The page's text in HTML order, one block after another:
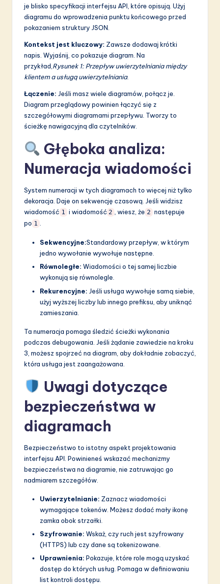
je blisko specyfikacji interfejsu API, które opisują. Użyj
diagramu do wprowadzenia punktu końcowego przed
pokazaniem struktury JSON.
Kontekst jest kluczowy: Zawsze dodawaj krótki
napis. Wyjaśnij, co pokazuje diagram. Na
przykład,Rysunek 1: Przepływ uwierzytelniania między
klientem a usługą uwierzytelniania.
Łączenie: Jeśli masz wiele diagramów, połącz je.
Diagram przeglądowy powinien łączyć się z
szczegółowymi diagramami przepływu. Tworzy to
ścieżkę nawigacyjną dla czytelników.
Głęboka analiza:
Numeracja wiadomości
System numeracji w tych diagramach to więcej niż tylko
dekoracja. Daje on sekwencję czasową. Jeśli widzisz
wiadomość 1 i wiadomość 2 , wiesz, że 2 następuje
po 1 .
Sekwencyjne:Standardowy przepływ, w którym
jedno wywołanie wywołuje następne.
Równoległe: Wiadomości o tej samej liczbie
wykonują się równolegle.
Rekurencyjne: Jeśli usługa wywołuje samą siebie,
użyj wyższej liczby lub innego prefiksu, aby uniknąć
zamieszania.
Ta numeracja pomaga śledzić ścieżki wykonania
podczas debugowania. Jeśli żądanie zawiedzie na kroku
3, możesz spojrzeć na diagram, aby dokładnie zobaczyć,
która usługa jest zaangażowana.
Uwagi dotyczące
bezpieczeństwa w
diagramach
Bezpieczeństwo to istotny aspekt projektowania
interfejsu API. Powinieneś wskazać mechanizmy
bezpieczeństwa na diagramie, nie zatruwając go
nadmiarem szczegółów.
Uwierzytelnianie: Zaznacz wiadomości
wymagające tokenów. Możesz dodać mały ikonę
zamka obok strzałki.
Szyfrowanie: Wskaż, czy ruch jest szyfrowany
(HTTPS) lub czy dane są tokenizowane.
Uprawnienia: Pokazuje, które role mogą uzyskać
dostęp do których usług. Pomaga w definiowaniu
list kontroli dostępu.